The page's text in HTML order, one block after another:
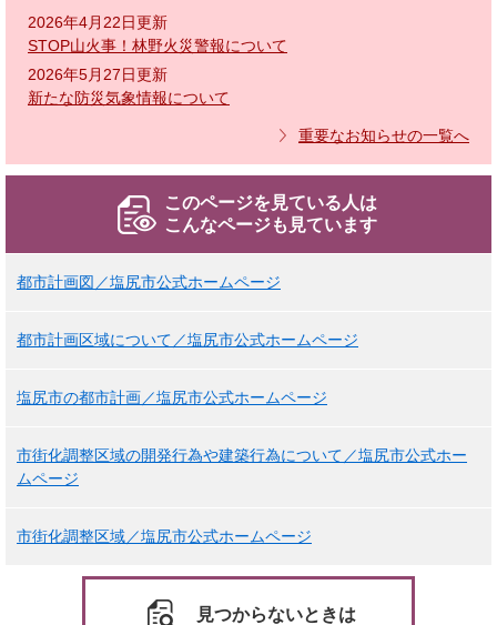
2026年4月22日更新
STOP山火事！林野火災警報について
2026年5月27日更新
新たな防災気象情報について
重要なお知らせの一覧へ
このページを見ている人は
こんなページも見ています
都市計画図／塩尻市公式ホームページ
都市計画区域について／塩尻市公式ホームページ
塩尻市の都市計画／塩尻市公式ホームページ
市街化調整区域の開発行為や建築行為について／塩尻市公式ホー
ムページ
市街化調整区域／塩尻市公式ホームページ
見つからないときは